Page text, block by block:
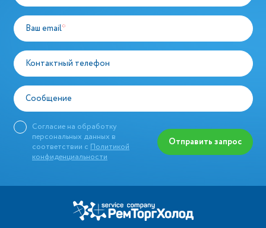
Ваш email*
Контактный телефон
Сообщение
Согласие на обработку
персональных данных в
соответствии с Политикой
конфиденциальности
Отправить запрос